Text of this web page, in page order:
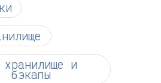
и
бэкапы